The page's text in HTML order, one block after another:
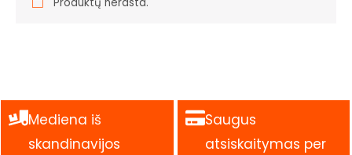
Produktų nerasta.
Mediena iš
skandinavijos
Saugus
atsiskaitymas per